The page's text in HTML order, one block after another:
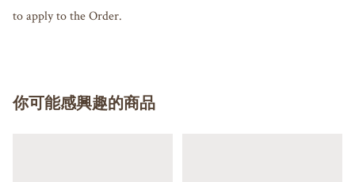
to apply to the Order.
你可能感興趣的商品